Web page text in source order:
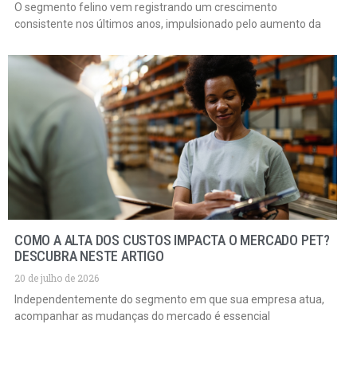
O segmento felino vem registrando um crescimento
consistente nos últimos anos, impulsionado pelo aumento da
COMO A ALTA DOS CUSTOS IMPACTA O MERCADO PET?
DESCUBRA NESTE ARTIGO
20 de julho de 2026
Independentemente do segmento em que sua empresa atua,
acompanhar as mudanças do mercado é essencial